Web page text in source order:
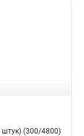
штук) (300/4800)